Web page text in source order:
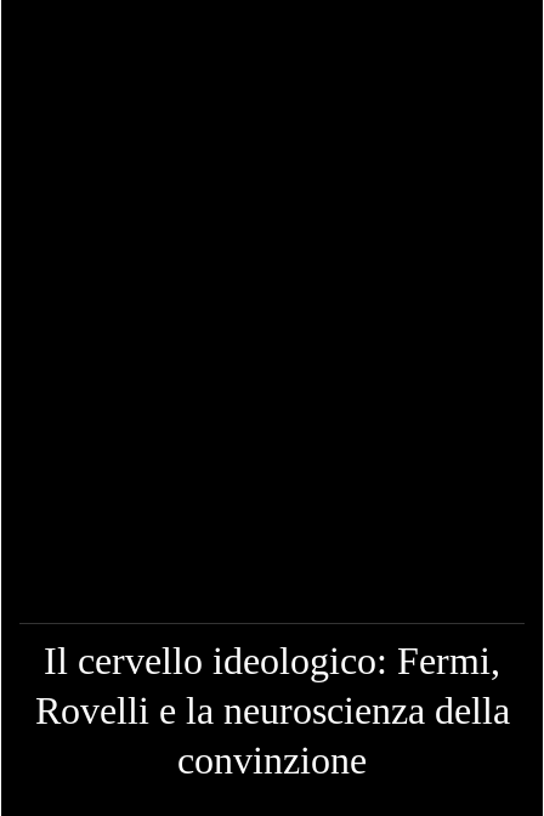
Il cervello ideologico: Fermi,
Rovelli e la neuroscienza della
convinzione